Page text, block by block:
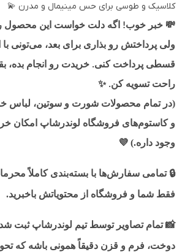
کلاسیک و طوسی برای حس مینیمال و مدرن 💫
💸 خبر خوب! اگه دلت خواست این محصول
ولی پرداختش رو بذاری برای بعد، می‌تونی
قسطی پرداخت کنی. خریدت رو انجام
راحت تسویه کن.✨
(در تمام محصولات شورت و سوتین، لباس
و کاستوم‌های فروشگاه لوندرشاپ امکان
وجود داره.) 💜
🔒 تمامی سفارش‌ها با بسته‌بندی کاملاً
فقط شما و فروشگاه از محتویاتش باخبرید.
📸تمام تصاویر توسط تیم لوندرشاپ ثبت
دوخت، فرم و قزن دقیقاً همونی باشه که